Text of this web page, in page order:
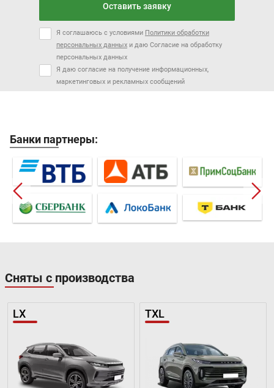
Оставить заявку
Я соглашаюсь с условиями Политики обработки
персональных данных и даю Согласие на обработку
персональных данных
Я даю согласие на получение информационных,
маркетинговых и рекламных сообщений
Банки партнеры:
Сняты с производства
LX TXL